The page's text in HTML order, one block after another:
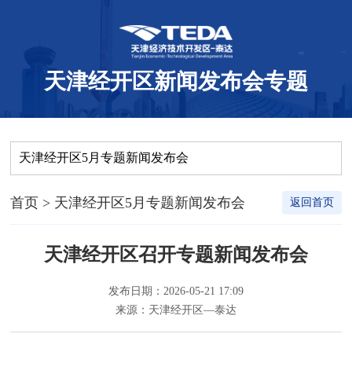
天津经开区新闻发布会专题
天津经开区5月专题新闻发布会
首页 > 天津经开区5月专题新闻发布会 返回首页
天津经开区召开专题新闻发布会
发布日期：2026-05-21 17:09
来源：天津经开区—泰达